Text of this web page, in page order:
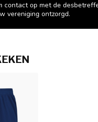
contact op met de
vereniging ontzorgd.